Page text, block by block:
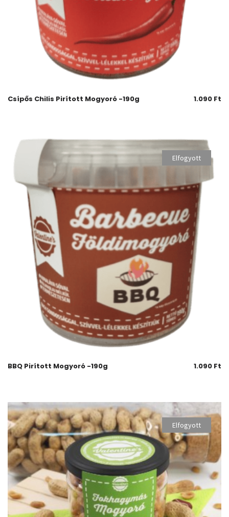
Csípős Chilis Pirított Mogyoró -190g 1.090 Ft
Elfogyott
BBQ Pirított Mogyoró -190g 1.090 Ft
Elfogyott